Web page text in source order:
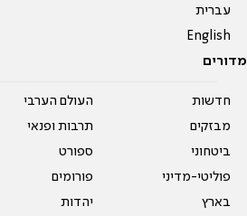
עברית
English
מדורים
חדשות
מבזקים
ביטחוני
פוליטי-מדיני
בארץ
העולם הערבי
תרבות ופנאי
ספורט
פורומים
יהדות